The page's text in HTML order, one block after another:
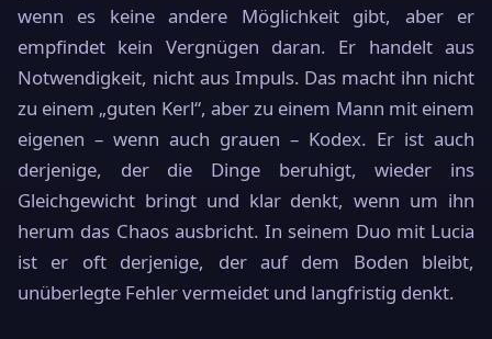
wenn es keine andere Möglichkeit gibt, aber er
empfindet kein Vergnügen daran. Er handelt aus
Notwendigkeit, nicht aus Impuls. Das macht ihn nicht
zu einem „guten Kerl“, aber zu einem Mann mit einem
eigenen – wenn auch grauen – Kodex. Er ist auch
derjenige, der die Dinge beruhigt, wieder ins
Gleichgewicht bringt und klar denkt, wenn um ihn
herum das Chaos ausbricht. In seinem Duo mit Lucia
ist er oft derjenige, der auf dem Boden bleibt,
unüberlegte Fehler vermeidet und langfristig denkt.